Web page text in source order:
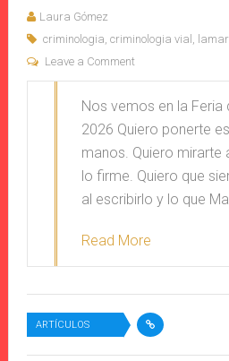
Laura Gómez
criminologia, criminologia vial ,
Leave a Comment
Nos vemos en la Feria
2026 Quiero ponerte
manos. Quiero
lo firme. Quiero que
al escribirlo y lo que
Read More
ARTÍCULOS